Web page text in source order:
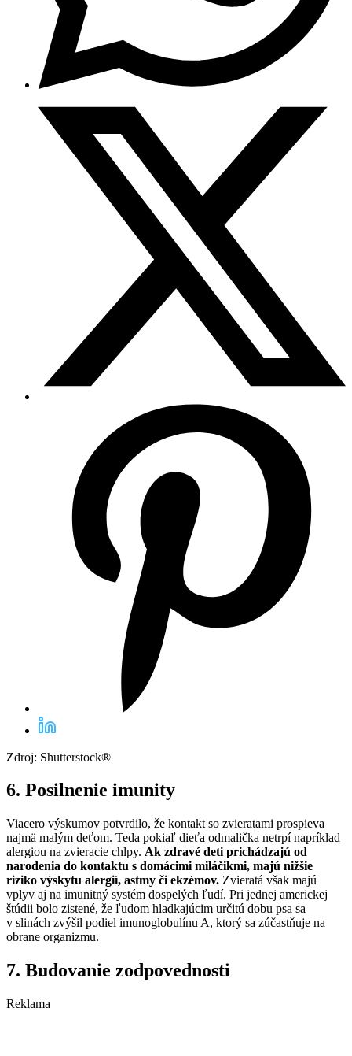
Zdroj: Shutterstock®
6. Posilnenie imunity
Viacero výskumov potvrdilo, že kontakt so zvieratami prospieva
najmä malým deťom. Teda pokiaľ dieťa odmalička netrpí napríklad
alergiou na zvieracie chlpy. Ak zdravé deti prichádzajú od
narodenia do kontaktu s domácimi miláčikmi, majú nižšie
riziko výskytu alergií, astmy či ekzémov. Zvieratá však majú
vplyv aj na imunitný systém dospelých ľudí. Pri jednej americkej
štúdii bolo zistené, že ľudom hladkajúcim určitú dobu psa sa
v slinách zvýšil podiel imunoglobulínu A, ktorý sa zúčastňuje na
obrane organizmu.
7. Budovanie zodpovednosti
Reklama